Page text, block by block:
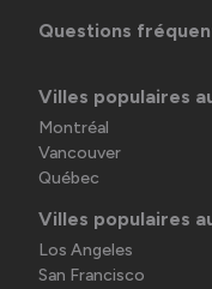
Questions
Villes populaires
Montréal
Vancouver
Québec
Villes populaires
Los Angeles
San Francisco